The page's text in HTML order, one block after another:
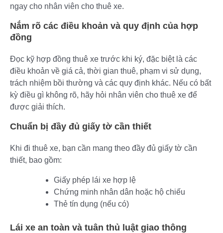
ngay cho nhân viên cho thuê xe.
Nắm rõ các điều khoản và quy định của hợp
đồng
Đọc kỹ hợp đồng thuê xe trước khi ký, đặc biệt là các
điều khoản về giá cả, thời gian thuê, phạm vi sử dụng,
trách nhiệm bồi thường và các quy định khác. Nếu có bất
kỳ điều gì không rõ, hãy hỏi nhân viên cho thuê xe để
được giải thích.
Chuẩn bị đầy đủ giấy tờ cần thiết
Khi đi thuê xe, bạn cần mang theo đầy đủ giấy tờ cần
thiết, bao gồm:
Giấy phép lái xe hợp lệ
Chứng minh nhân dân hoặc hộ chiếu
Thẻ tín dụng (nếu có)
Lái xe an toàn và tuân thủ luật giao thông